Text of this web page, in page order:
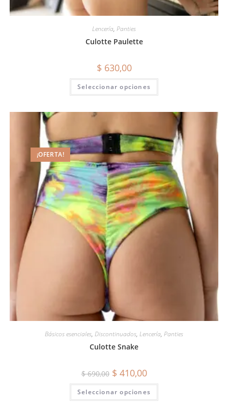
Lencería, Panties
Culotte Paulette
$ 630,00
Seleccionar opciones
¡OFERTA!
Básicos esenciales, Discontinuados, Lencería, Panties
Culotte Snake
$690,00 $ 410,00
Seleccionar opciones